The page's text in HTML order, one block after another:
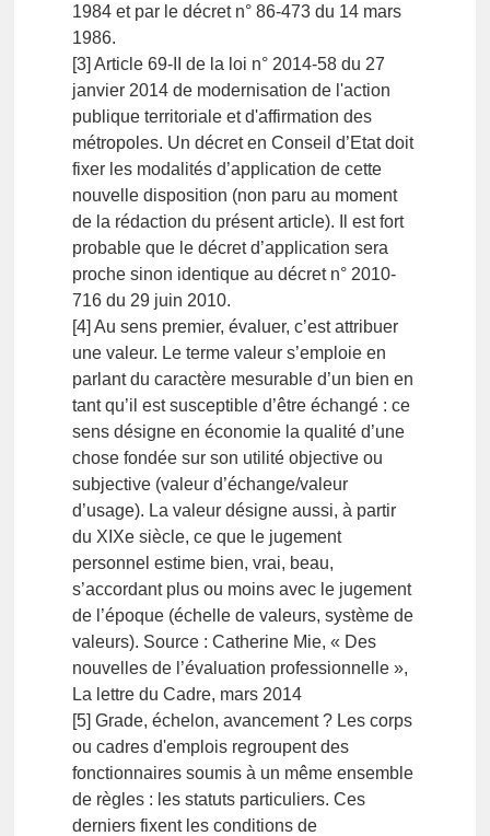
1984 et par le décret n° 86-473 du 14 mars
1986.
[3] Article 69-II de la loi n° 2014-58 du 27
janvier 2014 de modernisation de l'action
publique territoriale et d'affirmation des
métropoles. Un décret en Conseil d’Etat doit
fixer les modalités d’application de cette
nouvelle disposition (non paru au moment
de la rédaction du présent article). Il est fort
probable que le décret d’application sera
proche sinon identique au décret n° 2010-
716 du 29 juin 2010.
[4] Au sens premier, évaluer, c’est attribuer
une valeur. Le terme valeur s’emploie en
parlant du caractère mesurable d’un bien en
tant qu’il est susceptible d’être échangé : ce
sens désigne en économie la qualité d’une
chose fondée sur son utilité objective ou
subjective (valeur d’échange/valeur
d’usage). La valeur désigne aussi, à partir
du XIXe siècle, ce que le jugement
personnel estime bien, vrai, beau,
s’accordant plus ou moins avec le jugement
de l’époque (échelle de valeurs, système de
valeurs). Source : Catherine Mie, « Des
nouvelles de l’évaluation professionnelle »,
La lettre du Cadre, mars 2014
[5] Grade, échelon, avancement ? Les corps
ou cadres d'emplois regroupent des
fonctionnaires soumis à un même ensemble
de règles : les statuts particuliers. Ces
derniers fixent les conditions de